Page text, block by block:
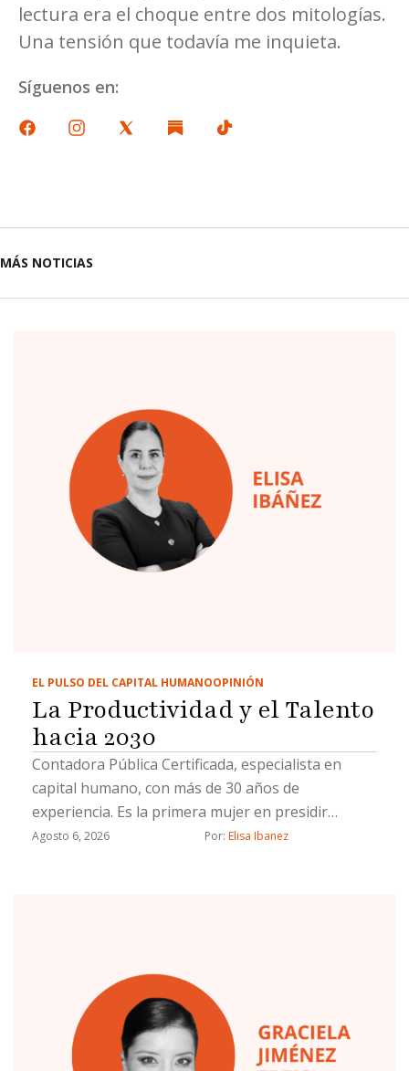
lectura era el choque entre dos mitologías.
Una tensión que todavía me inquieta.
Síguenos en:
MÁS NOTICIAS
EL PULSO DEL CAPITAL HUMANOOPINIÓN
La Productividad y el Talento
hacia 2030
Contadora Pública Certificada, especialista en
capital humano, con más de 30 años de
experiencia. Es la primera mujer en presidir
Coparmex Tijuana.
Agosto 6, 2026 Por: Elisa Ibanez